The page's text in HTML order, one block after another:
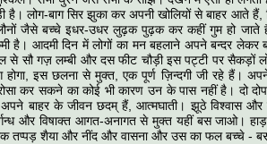
है। लोग-बाग सिर झुका कर अपनी खोलियों से बाहर आते हैं,
जैसे बच्चे इधर-उधर लुढ़क पुढ़क कर कहीं गुम हो जाते
है। आदमी दिन में लोगों का मन बहलाने अपने बन्दर लेकर
से सौ गज़ लम्बी और दस फीट चौड़ी इस पट्टी पर सैकड़ों
इस छलना से मुक्त, एक पूर्ण ज़िन्दगी जी रहे हैं।
कर सकने का कोई भी कारण उन के पास नहीं है। दो
बाहर के जीवन छदम्‌ हैं, आत्मघाती। झूठे विश्वास और
और विषाक्त आगत-अनागत से मुक्त यहीं बस जाओ।
तप्पड़ शैया और नींद और वासना और उस का फल बच्चे -